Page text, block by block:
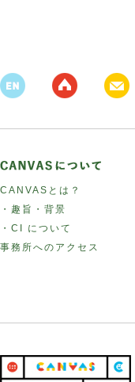
CANVASとは？
・趣旨・背景
・CI について
事務所へのアクセス